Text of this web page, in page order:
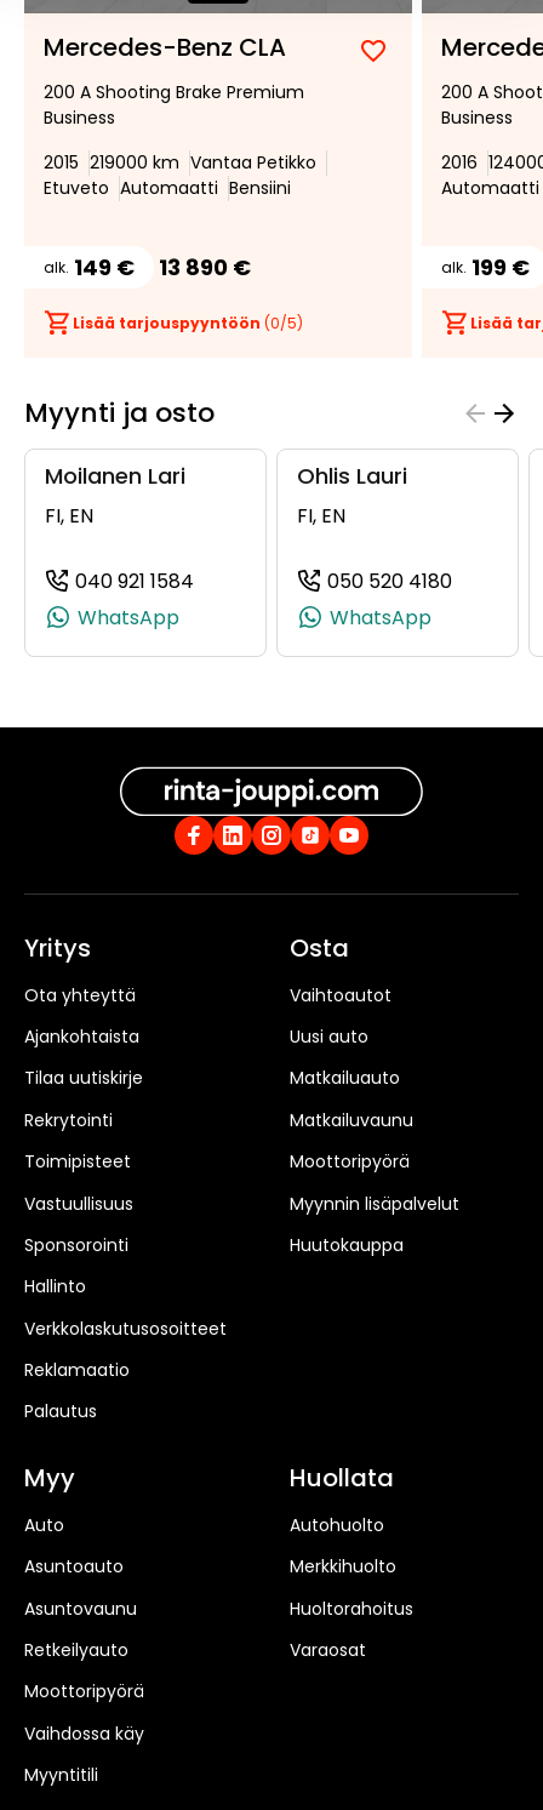
Mercedes-Benz CLA
Lisää
suosikiksi
Poista
suosikeista
200 A Shooting Brake Premium
Business
2015 219000 km Vantaa Petikko
Etuveto Automaatti Bensiini
alk. 149 € 13 890 €
Lisää tarjouspyyntöön (0/5)
200 A
Business
2016
Automaatti
alk. 199 €
Lisää
Myynti ja osto
Moilanen Lari
FI, EN
040 921 1584
(+358409211584, 0409211584, +358
WhatsApp
Ohlis Lauri
FI, EN
050 520 4180
WhatsApp
Yritys
Ota yhteyttä
Ajankohtaista
Tilaa uutiskirje
Rekrytointi
Toimipisteet
Vastuullisuus
Sponsorointi
Hallinto
Verkkolaskutusosoitteet
Reklamaatio
Palautus
Osta
Vaihtoautot
Uusi auto
Matkailuauto
Matkailuvaunu
Moottoripyörä
Myynnin lisäpalvelut
Huutokauppa
Myy
Auto
Asuntoauto
Asuntovaunu
Retkeilyauto
Moottoripyörä
Vaihdossa käy
Myyntitili
Huollata
Autohuolto
Merkkihuolto
Huoltorahoitus
Varaosat